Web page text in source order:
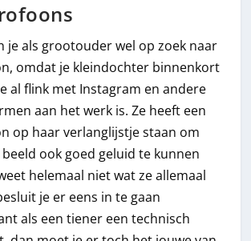
je als grootouder wel op zoek naar
omdat je kleindochter binnenkort
al flink met Instagram en andere
aan het werk is. Ze heeft een
op haar verlanglijstje staan om
ook goed geluid te kunnen
helemaal niet wat ze allemaal
je er eens in te gaan
als een tiener een technisch